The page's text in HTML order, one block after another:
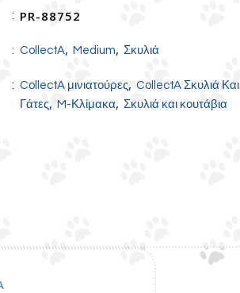
: PR-88752
: CollectA, Medium, Σκυλιά
: CollectA μινιατούρες, CollectA Σκυλιά Και
Γάτες, M-Κλίμακα, Σκυλιά και κουτάβια